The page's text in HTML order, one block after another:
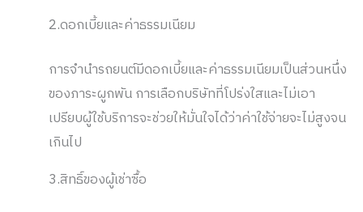
2.ดอกเบี้ยและค่าธรรมเนียม
การจำนำรถยนต์มีดอกเบี้ยและค่าธรรมเนียมเป็นส่วนหนึ่ง
ของภาระผูกพัน การเลือกบริษัทที่โปร่งใสและไม่เอา
เปรียบผู้ใช้บริการจะช่วยให้มั่นใจได้ว่าค่าใช้จ่ายจะไม่สูงจน
เกินไป
3.สิทธิ์ของผู้เช่าซื้อ